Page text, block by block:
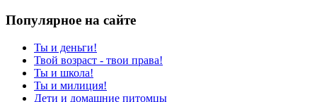
Популярное на сайте
Ты и деньги!
Твой возраст - твои права!
Ты и школа!
Ты и милиция!
Дети и домашние питомцы